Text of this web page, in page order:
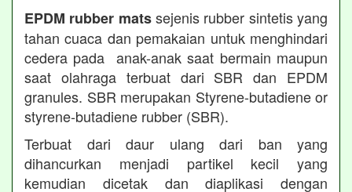
EPDM rubber matssejenis rubber sintetis yang
tahan cuaca dan pemakaian untuk menghindari
cedera pada anak-anak saat bermain maupun
saat olahraga terbuat dari SBR dan EPDM
granules. SBR merupakan Styrene-butadiene or
styrene-butadiene rubber (SBR).
Terbuat dari daur ulang dari ban yang
dihancurkan menjadi partikel kecil yang
kemudian dicetak dan diaplikasi dengan